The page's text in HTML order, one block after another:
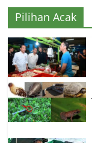
Pilihan Acak